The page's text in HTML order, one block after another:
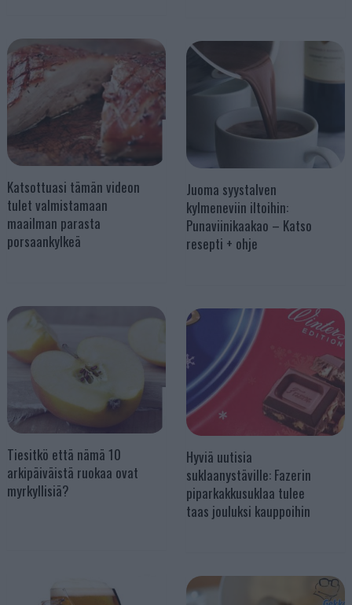
Katsottuasi tämän videon
tulet valmistamaan
maailman parasta
porsaankylkeä
Juoma syystalven
kylmeneviin iltoihin:
Punaviinikaakao – Katso
resepti + ohje
Tiesitkö että nämä 10
arkipäiväistä ruokaa ovat
myrkyllisiä?
Hyviä uutisia
suklaanystäville: Fazerin
piparkakkusuklaa tulee
taas jouluksi kauppoihin